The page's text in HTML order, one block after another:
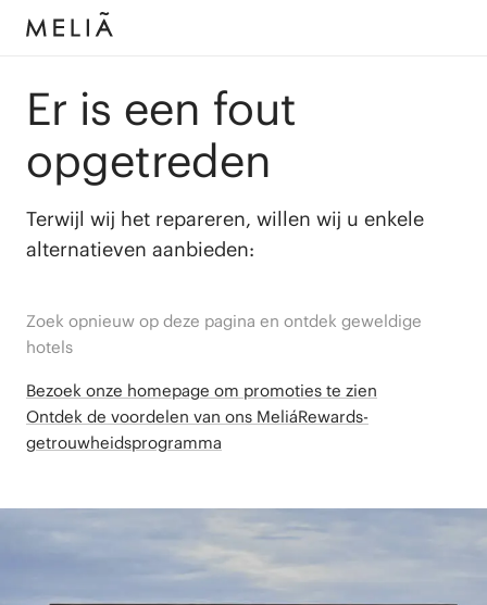
Er is een fout
opgetreden
Terwijl wij het repareren, willen wij u enkele
alternatieven aanbieden:
Zoek opnieuw op deze pagina en ontdek geweldige
hotels
Bezoek onze homepage om promoties te zien
Ontdek de voordelen van ons MeliáRewards-
getrouwheidsprogramma